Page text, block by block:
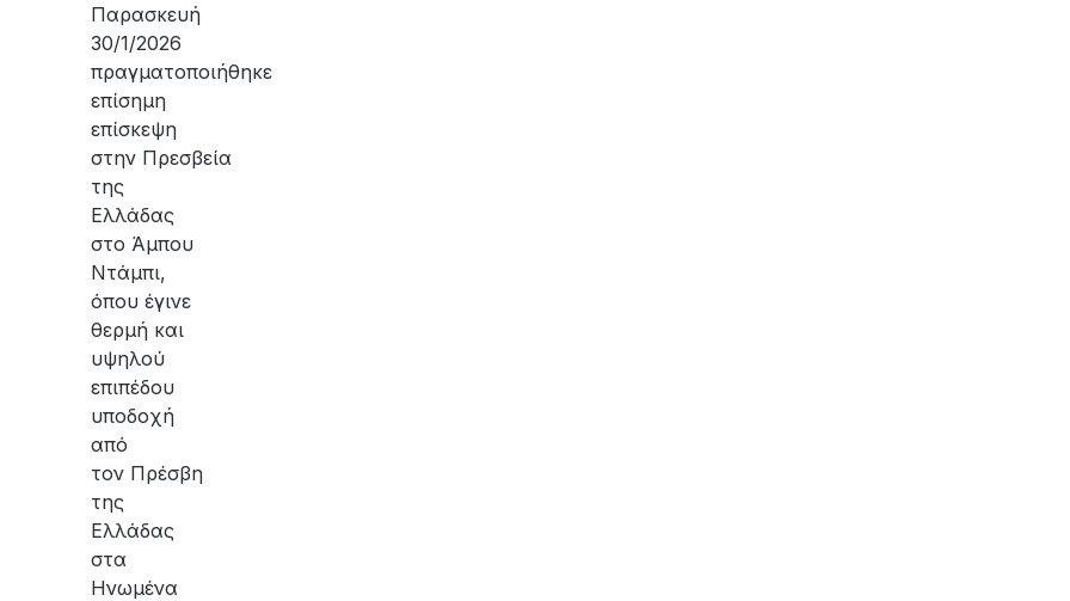
Παρασκευή
30/1/2026
πραγματοποιήθηκε
επίσημη
επίσκεψη
στην Πρεσβεία
της
Ελλάδας
στο Άμπου
Ντάμπι,
όπου έγινε
θερμή και
υψηλού
επιπέδου
υποδοχή
από
τον Πρέσβη
της
Ελλάδας
στα
Ηνωμένα